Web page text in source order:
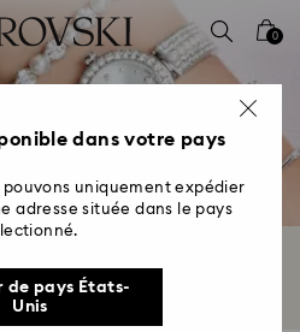
0
styles modernes s’unissent dans notre
dans votre pays
uniquement expédier
adresse située dans le pays
de pays États-
Unis